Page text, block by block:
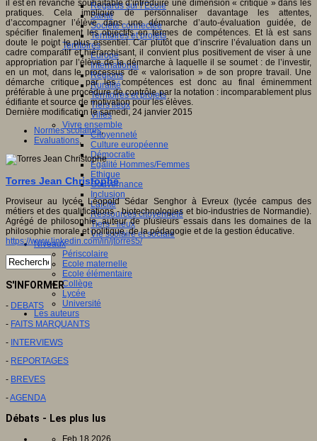
Regards sur l’Ecole
Santé
Société connectée
Territoires et projets
Territoires
Europe
International
Régions
Ruralité
Territoires et projets
Tiers lieux
Villes
Vivre ensemble
Citoyenneté
Culture européenne
Démocratie
Egalité Hommes/Femmes
Ethique
Gouvernance
Inclusion
Laïcité
Ressources citoyenneté
Tiers - lieux
Vie scolaire et sociale
Niveaux
Périscolaire
Ecole maternelle
Ecole élémentaire
Collège
Lycée
Université
Les auteurs
il est en revanche souhaitable d’introduire une dimension « critique » dans les
pratiques. Cela implique de personnaliser davantage les attentes,
d’accompagner l’élève dans une démarche d’auto-évaluation guidée, de
spécifier finalement les objectifs en termes de compétences. Et là est sans
doute le point le plus essentiel. Car plutôt que d’inscrire l’évaluation dans un
cadre comparatif et hiérarchisant, il convient plus positivement de viser à une
appropriation par l’élève de la démarche à laquelle il se soumet : de l’investir,
en un mot, dans le processus de « valorisation » de son propre travail. Une
démarche critique par les compétences est donc au final éminemment
préférable à une procédure de contrôle par la notation : incomparablement plus
édifiante et source de motivation pour les élèves.
Dernière modification le samedi, 24 janvier 2015
Normes scolaires,
Evaluations,
Torres Jean Christophe
Proviseur au lycée Léopold Sédar Senghor à Evreux (lycée campus des
métiers et des qualifications - biotechnologies et bio-industries de Normandie).
Agrégé de philosophie, auteur de plusieurs essais dans les domaines de la
philosophie morale et politique, de la pédagogie et de la gestion éducative.
https://www.linkedin.com/in/jtorres5/
S'INFORMER
- DEBATS
- FAITS MARQUANTS
- INTERVIEWS
- REPORTAGES
- BREVES
-AGENDA
Débats - Les plus lus
Feb 18 2026